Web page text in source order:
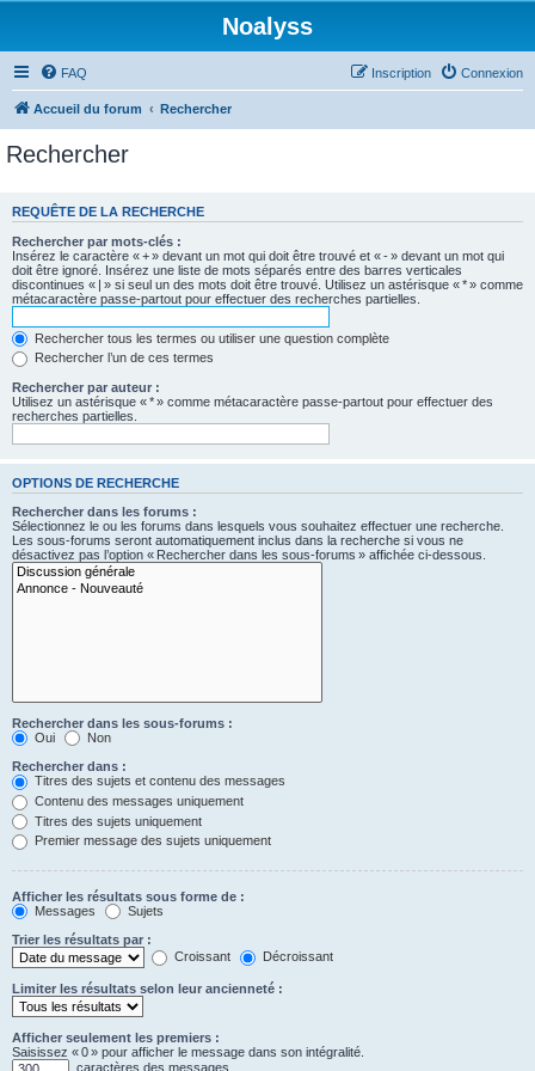
Noalyss
FAQ Connexion
Inscription
Accueil du forum Rechercher
Rechercher
REQUÊTE DE LA RECHERCHE
Rechercher par mots-clés :
Insérez le caractère « + » devant un mot qui doit être trouvé et « - » devant un mot qui
doit être ignoré. Insérez une liste de mots séparés entre des barres verticales
discontinues « | » si seul un des mots doit être trouvé. Utilisez un astérisque « * » comme
métacaractère passe-partout pour effectuer des recherches partielles.
Rechercher tous les termes ou utiliser une question complète
Rechercher l’un de ces termes
Rechercher par auteur :
Utilisez un astérisque « * » comme métacaractère passe-partout pour effectuer des
recherches partielles.
OPTIONS DE RECHERCHE
Rechercher dans les forums :
Sélectionnez le ou les forums dans lesquels vous souhaitez effectuer une recherche.
Les sous-forums seront automatiquement inclus dans la recherche si vous ne
désactivez pas l’option « Rechercher dans les sous-forums » affichée ci-dessous.
Rechercher dans les sous-forums :
Oui
Non
Rechercher dans :
Titres des sujets et contenu des messages
Contenu des messages uniquement
Titres des sujets uniquement
Premier message des sujets uniquement
Afficher les résultats sous forme de :
Messages
Sujets
Trier les résultats par :
Croissant
Décroissant
Limiter les résultats selon leur ancienneté :
Afficher seulement les premiers :
Saisissez « 0 » pour afficher le message dans son intégralité.
caractères des messages